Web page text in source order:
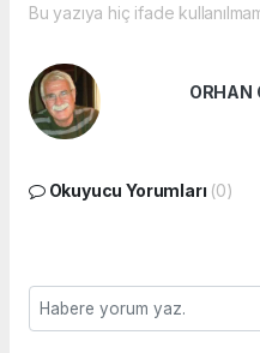
Bu yazıya hiç ifade
ORHAN
Okuyucu Yorumları (0)